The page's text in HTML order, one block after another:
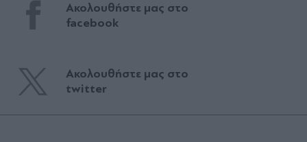
Ακολουθήστε μας στο
facebook
Ακολουθήστε μας στο
twitter